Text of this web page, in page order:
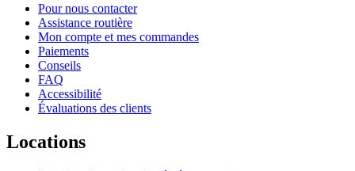
Pour nous contacter
Assistance routière
Mon compte et mes commandes
Paiements
Conseils
FAQ
Accessibilité
Évaluations des clients
Locations